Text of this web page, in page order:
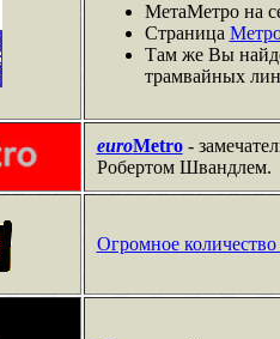
МетаМетро на
Страница
Там же Вы
трамвайных
euroMetro-
Pобертом Швандлем.
Огромное количество